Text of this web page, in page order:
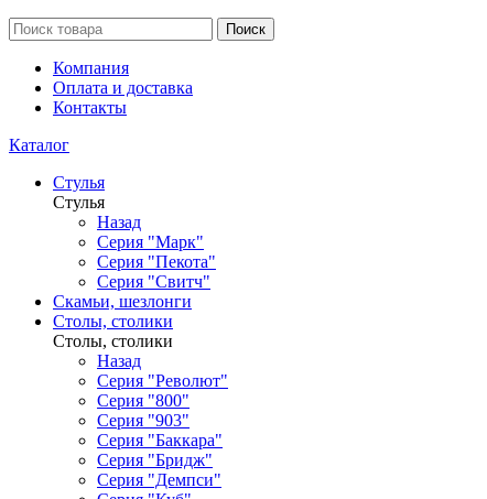
Поиск
Компания
Оплата и доставка
Контакты
Каталог
Стулья
Стулья
Назад
Серия "Марк"
Серия "Пекота"
Серия "Свитч"
Скамьи, шезлонги
Столы, столики
Столы, столики
Назад
Серия "Револют"
Серия "800"
Серия "903"
Серия "Баккара"
Серия "Бридж"
Серия "Демпси"